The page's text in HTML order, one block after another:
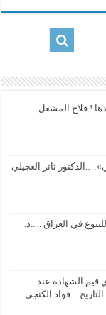
! فلاح المشعل
ثائر العجيلي
في العراق .. ..د.
قيم الشهادة عند
الكنجي